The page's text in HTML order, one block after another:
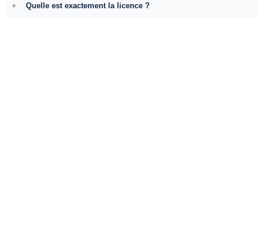
Quelle est exactement la licence ?